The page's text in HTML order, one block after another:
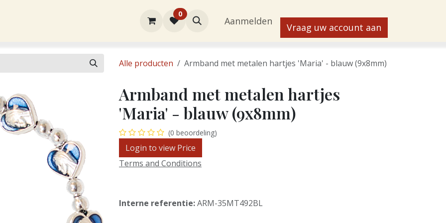
Contact
0
Aanmelden
Vraag uw account aan
Alle producten Armband met metalen hartjes 'Maria' - blauw (9x8mm)
Armband met metalen hartjes
'Maria' - blauw (9x8mm)
(0 beoordeling)
Login to view Price
Terms and Conditions
Interne referentie:ARM-35MT492BL